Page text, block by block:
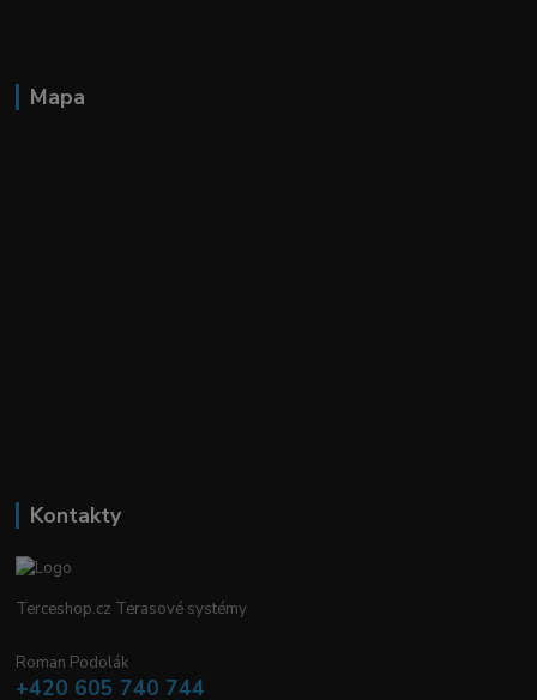
Mapa
Kontakty
Terceshop.cz Terasové systémy
Roman Podolák
+420 605 740 744